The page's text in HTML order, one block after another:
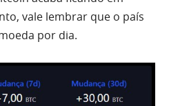
vale lembrar que o país
por dia.